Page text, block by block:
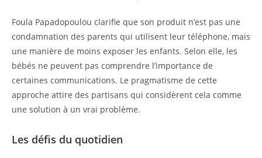
Foula Papadopoulou clarifie que son produit n’est pas une
condamnation des parents qui utilisent leur téléphone, mais
une manière de moins exposer les enfants. Selon elle, les
bébés ne peuvent pas comprendre l’importance de
certaines communications. Le pragmatisme de cette
approche attire des partisans qui considèrent cela comme
une solution à un vrai problème.
Les défis du quotidien